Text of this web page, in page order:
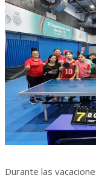
Durante las